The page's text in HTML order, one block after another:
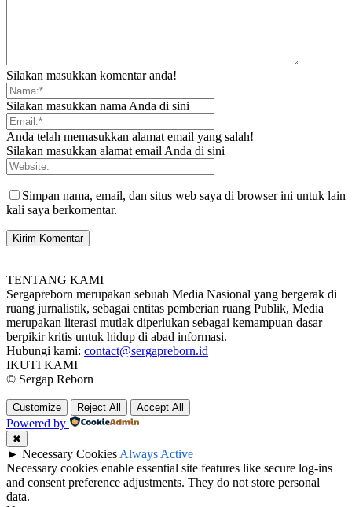
Silakan masukkan komentar anda!
Silakan masukkan nama Anda di sini
Anda telah memasukkan alamat email yang salah!
Silakan masukkan alamat email Anda di sini
Simpan nama, email, dan situs web saya di browser ini untuk lain
kali saya berkomentar.
TENTANG KAMI
Sergapreborn merupakan sebuah Media Nasional yang bergerak di
ruang jurnalistik, sebagai entitas pemberian ruang Publik, Media
merupakan literasi mutlak diperlukan sebagai kemampuan dasar
berpikir kritis untuk hidup di abad informasi.
Hubungi kami: contact@sergapreborn.id
IKUTI KAMI
© Sergap Reborn
Customize Reject All Accept All
Powered by
✖
► Necessary Cookies Always Active
Necessary cookies enable essential site features like secure log-ins
and consent preference adjustments. They do not store personal
data.